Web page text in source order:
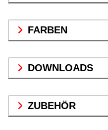
FARBEN
DOWNLOADS
ZUBEHÖR